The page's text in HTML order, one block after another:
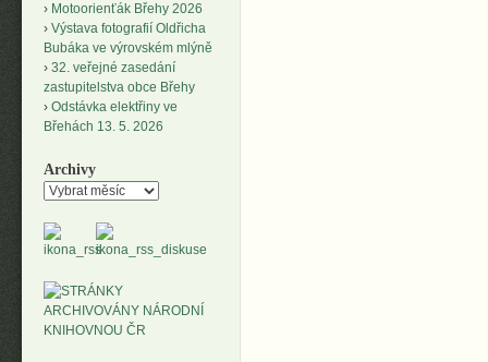
Motoorienťák Břehy 2026
Výstava fotografií Oldřicha
Bubáka ve výrovském mlýně
32. veřejné zasedání
zastupitelstva obce Břehy
Odstávka elektřiny ve
Břehách 13. 5. 2026
Archivy
Archivy